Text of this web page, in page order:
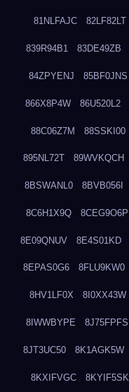
81NLFAJC 82LF82LT
839R94B1 83DE49ZB
84ZPYENJ 85BF0JNS
866X8P4W 86U520L2
88C06Z7M 88SSKI00
895NL72T 89WVKQCH
8BSWANL0 8BVB056I
8C6H1X9Q 8CEG9O6P
8E09QNUV 8E4S01KD
8EPAS0G6 8FLU9KW0
8HV1LF0X 8I0XX43W
8IWWBYPE 8J75FPFS
8JT3UC50 8K1AGK5W
8KXIFVGC 8KYIF5SK